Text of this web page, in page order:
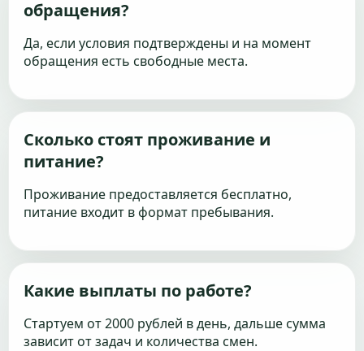
обращения?
Да, если условия подтверждены и на момент
обращения есть свободные места.
Сколько стоят проживание и
питание?
Проживание предоставляется бесплатно,
питание входит в формат пребывания.
Какие выплаты по работе?
Стартуем от 2000 рублей в день, дальше сумма
зависит от задач и количества смен.